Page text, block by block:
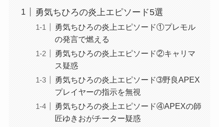
勇気ちひろの炎上エピソード5選
勇気ちひろの炎上エピソード①プレモル
の発言で燃える
勇気ちひろの炎上エピソード②キャリマ
ス疑惑
勇気ちひろの炎上エピソード➂野良APEX
プレイヤーの指示を無視
勇気ちひろの炎上エピソード④APEXの師
匠ゆきおがチーター疑惑